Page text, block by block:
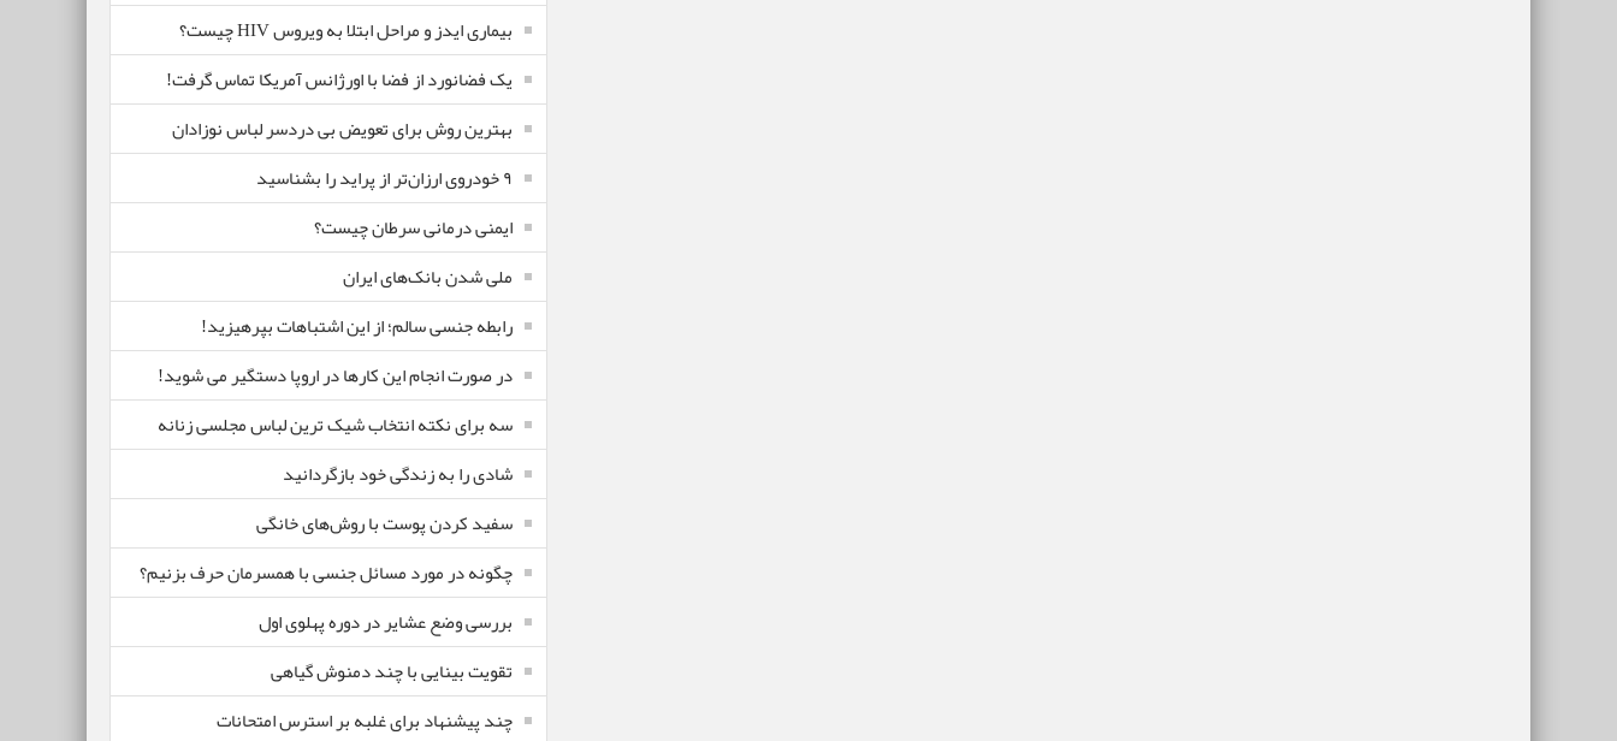
بیماری ایدز و مراحل ابتلا به ویروس HIV چیست؟
یک فضانورد از فضا با اورژانس آمریکا تماس گرفت!
بهترین روش برای تعویض بی دردسر لباس نوزادان
٩ خودروی ارزان‌تر از پراید را بشناسید
ایمنی درمانی سرطان چیست؟
ملی شدن بانک‌های ایران
رابطه جنسی سالم؛ از این اشتباهات بپرهیزید!
در صورت انجام این کارها در اروپا دستگیر می شوید!
سه برای نکته انتخاب شیک ترین لباس مجلسی زنانه
شادی را به زندگی خود بازگردانید
سفید کردن پوست با روش‌های خانگی
چگونه در مورد مسائل جنسی با همسرمان حرف بزنیم؟
بررسی وضع عشایر در دوره پهلوی اول
تقویت بینایی با چند دمنوش گیاهی
چند پیشنهاد برای غلبه بر استرس امتحانات